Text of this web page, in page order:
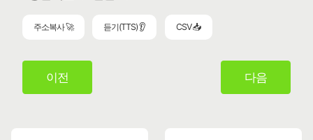
주소복사 🚀 듣기(TTS) 👂 CSV 📥
이전 다음